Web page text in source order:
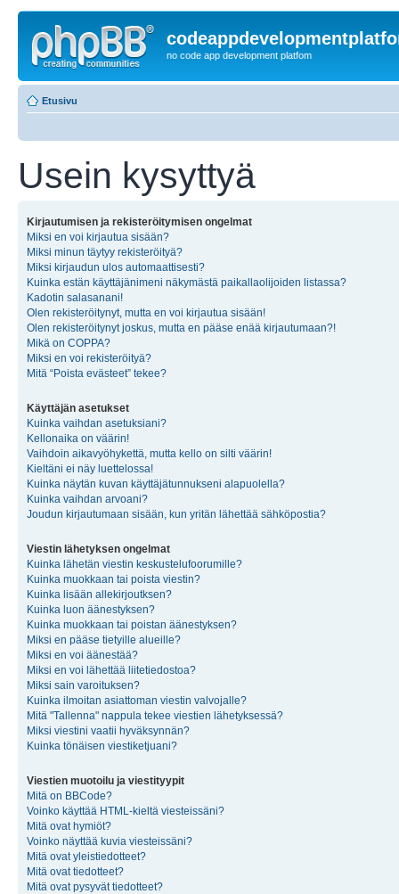
no code app development platfom
Etusivu
Usein kysyttyä
Kirjautumisen ja rekisteröitymisen ongelmat
Miksi en voi kirjautua sisään?
Miksi minun täytyy rekisteröityä?
Miksi kirjaudun ulos automaattisesti?
Kuinka estän käyttäjänimeni näkymästä paikallaolijoiden listassa?
Kadotin salasanani!
Olen rekisteröitynyt, mutta en voi kirjautua sisään!
Olen rekisteröitynyt joskus, mutta en pääse enää kirjautumaan?!
Mikä on COPPA?
Miksi en voi rekisteröityä?
Mitä “Poista evästeet” tekee?
Käyttäjän asetukset
Kuinka vaihdan asetuksiani?
Kellonaika on väärin!
Vaihdoin aikavyöhykettä, mutta kello on silti väärin!
Kieltäni ei näy luettelossa!
Kuinka näytän kuvan käyttäjätunnukseni alapuolella?
Kuinka vaihdan arvoani?
Joudun kirjautumaan sisään, kun yritän lähettää sähköpostia?
Viestin lähetyksen ongelmat
Kuinka lähetän viestin keskustelufoorumille?
Kuinka muokkaan tai poista viestin?
Kuinka lisään allekirjoutksen?
Kuinka luon äänestyksen?
Kuinka muokkaan tai poistan äänestyksen?
Miksi en pääse tietyille alueille?
Miksi en voi äänestää?
Miksi en voi lähettää liitetiedostoa?
Miksi sain varoituksen?
Kuinka ilmoitan asiattoman viestin valvojalle?
Mitä "Tallenna" nappula tekee viestien lähetyksessä?
Miksi viestini vaatii hyväksynnän?
Kuinka tönäisen viestiketjuani?
Viestien muotoilu ja viestityypit
Mitä on BBCode?
Voinko käyttää HTML-kieltä viesteissäni?
Mitä ovat hymiöt?
Voinko näyttää kuvia viesteissäni?
Mitä ovat yleistiedotteet?
Mitä ovat tiedotteet?
Mitä ovat pysyvät tiedotteet?